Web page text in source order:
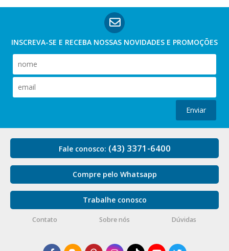
INSCREVA-SE E RECEBA NOSSAS NOVIDADES E PROMOÇÕES
Enviar
Fale conosco: (43) 3371-6400
Compre pelo Whatsapp
Trabalhe conosco
Contato Sobre nós Dúvidas